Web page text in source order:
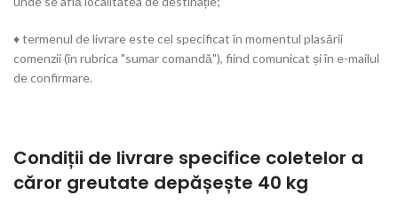
♦ termenul de livrare este cel specificat în momentul plasării
comenzii (în rubrica "sumar comandă"), fiind comunicat și în e-mailul
de confirmare.
Condiții de livrare specifice coletelor a
căror greutate depășește 40 kg